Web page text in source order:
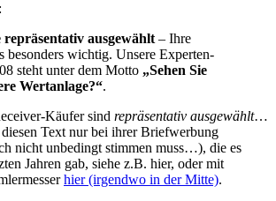
repräsentativ ausgewählt – Ihre
besonders wichtig. Unsere Experten-
steht unter dem Motto „Sehen Sie
Wertanlage?“.
Käufer sind repräsentativ ausgewählt…
Text nur bei ihrer Briefwerbung
nicht unbedingt stimmen muss…), die es
Jahren gab, siehe z.B. hier, oder mit
hier (irgendwo in der Mitte).